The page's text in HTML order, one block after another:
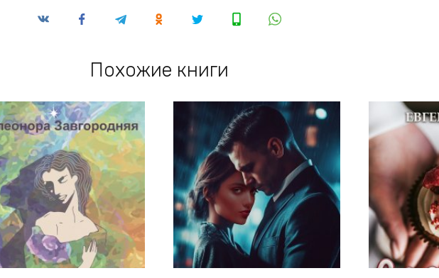
Похожие книги